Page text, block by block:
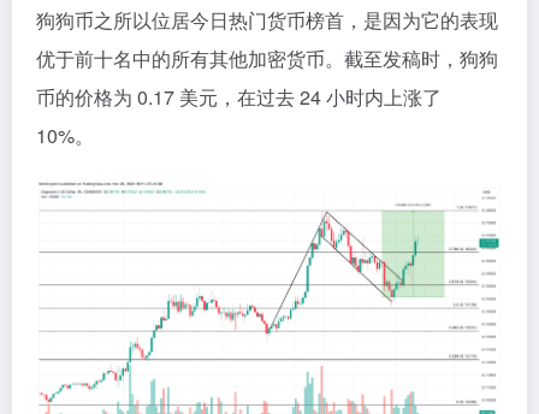
狗狗币之所以位居今日热门货币榜首，是因为它的表现
优于前十名中的所有其他加密货币。截至发稿时，狗狗
币的价格为 0.17 美元，在过去 24 小时内上涨了
10%。